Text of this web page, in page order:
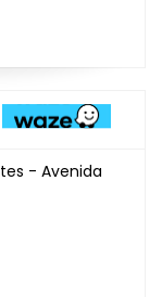
- Avenida